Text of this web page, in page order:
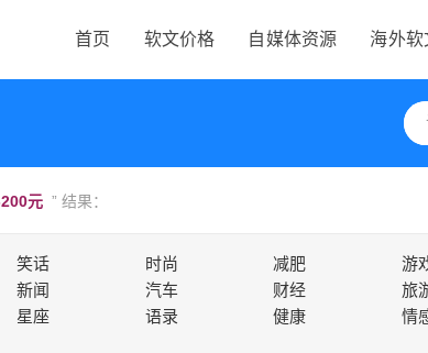
海外软
自媒体资源
软文价格
首页
元 ” 结果：
笑话 时尚 减肥 游
新闻 汽车 财经 旅
星座 语录 健康 情